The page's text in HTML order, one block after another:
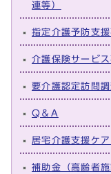
連等）
指定介護予防支
介護保険サービ
要介護認定訪問
Q＆A
居宅介護支援ケ
補助金（高齢者